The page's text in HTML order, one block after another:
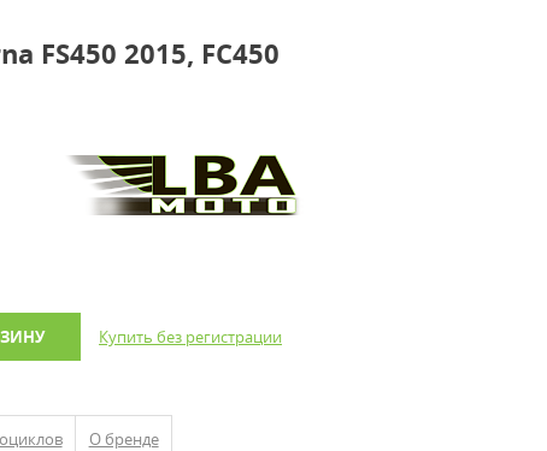
FS450 2015, FC450
Купить без регистрации
О бренде